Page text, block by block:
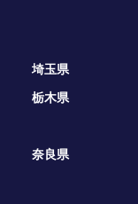
埼玉県
栃木県
奈良県